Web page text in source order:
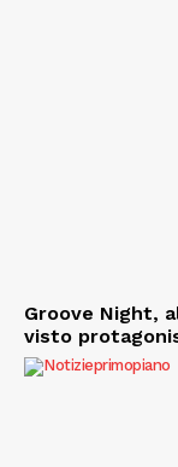
Groove Night,
visto